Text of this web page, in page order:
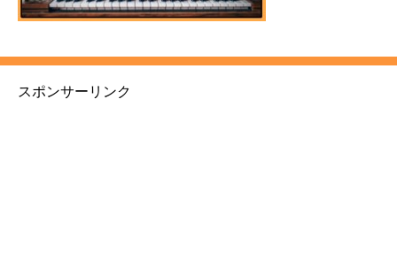
スポンサーリンク